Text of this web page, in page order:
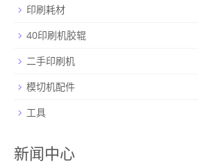
印刷耗材
40印刷机胶辊
二手印刷机
模切机配件
工具
新闻中心